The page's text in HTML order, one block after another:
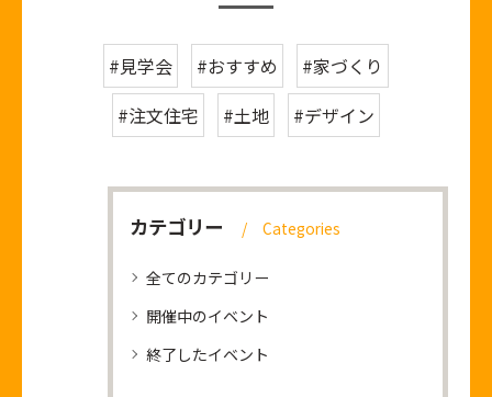
#見学会 #おすすめ
#家づくり
#注文住宅
#土地 #デザイン
カテゴリー Categories
全てのカテゴリー
開催中のイベント
終了したイベント